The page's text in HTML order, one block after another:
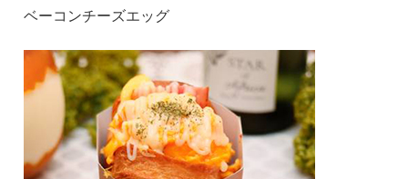
ベーコンチーズエッグ